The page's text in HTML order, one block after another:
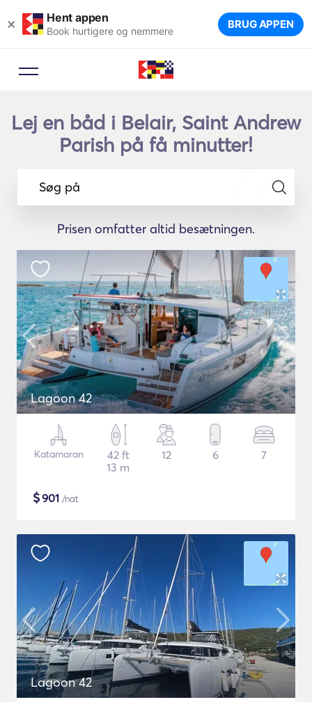
× Hent appen
Book hurtigere og nemmere BRUG APPEN
Lej en båd i Belair, Saint Andrew
Parish på få minutter!
Søg på
Prisen omfatter altid besætningen.
Lagoon 42
Katamaran
42 ft
13 m
12 6 7
$901 /nat
Lagoon 42